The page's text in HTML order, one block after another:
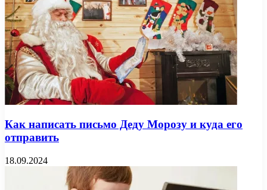
Как написать письмо Деду Морозу и куда его
отправить
18.09.2024